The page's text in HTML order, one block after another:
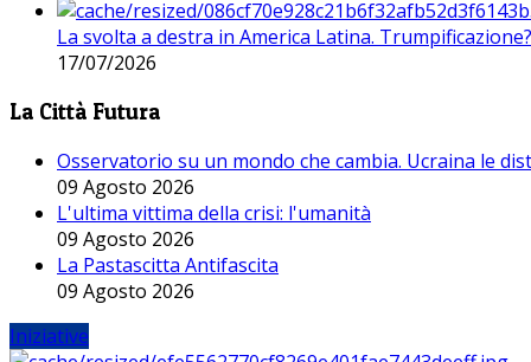
La svolta a destra in America Latina. Trumpificazione?
17/07/2026
La Città Futura
Osservatorio su un mondo che cambia. Ucraina le
09 Agosto 2026
L'ultima vittima della crisi: l'umanità
09 Agosto 2026
La Pastascitta Antifascita
09 Agosto 2026
Iniziative